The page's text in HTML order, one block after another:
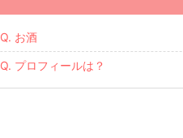
Q. お酒
Q. プロフィールは？